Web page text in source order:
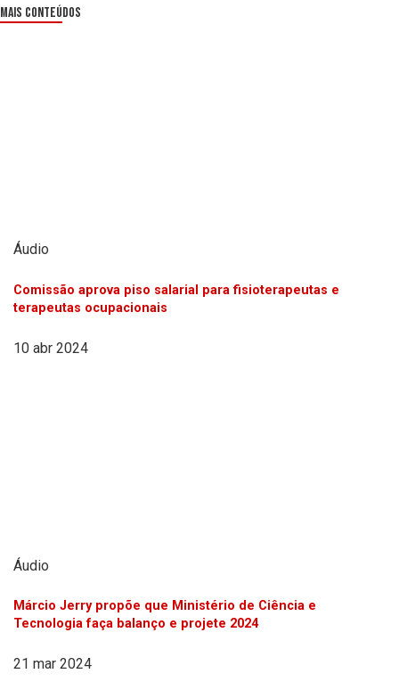
Mais Conteúdos
Áudio
Comissão aprova piso salarial para fisioterapeutas e
terapeutas ocupacionais
10 abr 2024
Áudio
Márcio Jerry propõe que Ministério de Ciência e
Tecnologia faça balanço e projete 2024
21 mar 2024